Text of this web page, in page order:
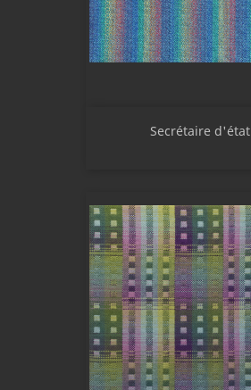
Secrétaire d'état